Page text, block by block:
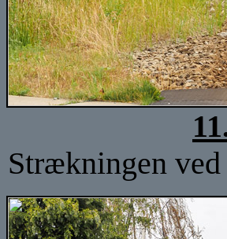
Strækningen